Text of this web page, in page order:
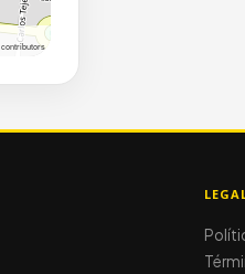
contributors